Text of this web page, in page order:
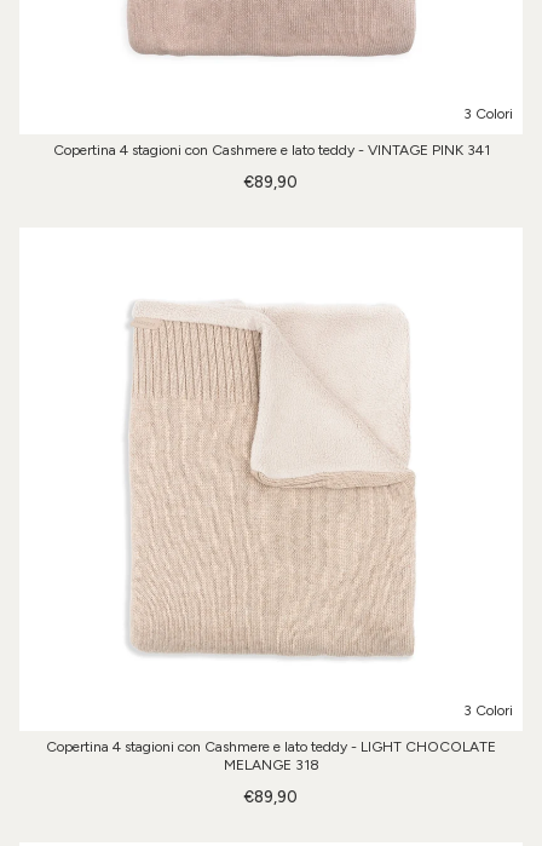
3 Colori
Copertina 4 stagioni con Cashmere e lato teddy - VINTAGE PINK 341
€89,90
3 Colori
Copertina 4 stagioni con Cashmere e lato teddy - LIGHT CHOCOLATE
MELANGE 318
€89,90